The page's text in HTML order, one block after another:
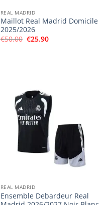
REAL MADRID
Maillot Real Madrid Domicile
2025/2026
€50.00 Le
prix
€25.90Le
REAL MADRID
Ensemble Debardeur Real